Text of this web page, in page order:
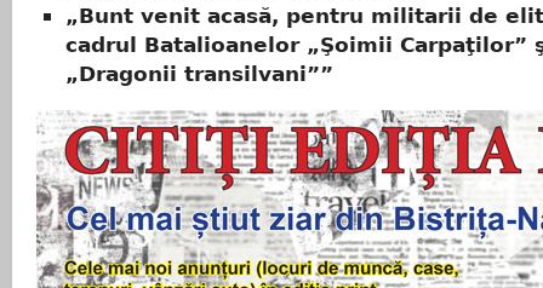
„Bunt venit acasă, pentru militarii de
cadrul Batalioanelor „Şoimii Carpaţilor”
„Dragonii transilvani””